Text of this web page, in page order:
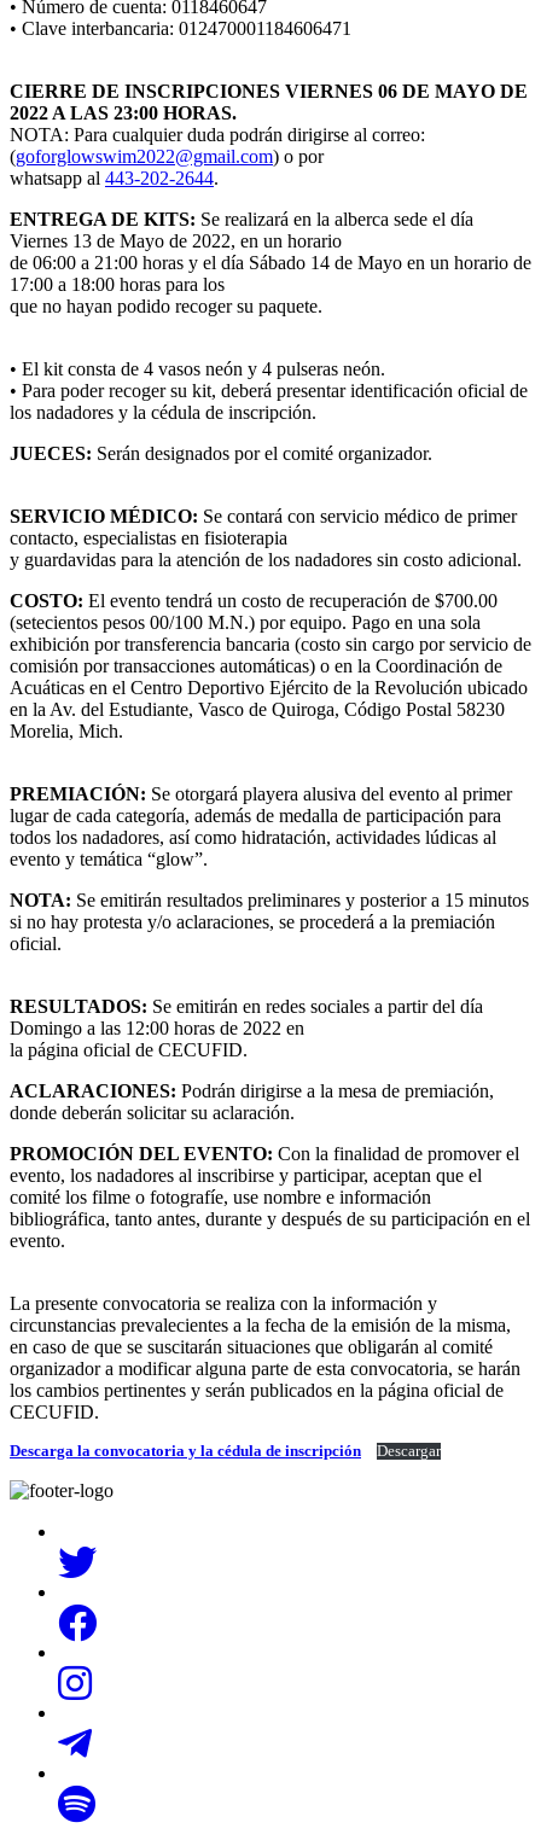
• Número de cuenta: 0118460647
• Clave interbancaria: 012470001184606471
CIERRE DE INSCRIPCIONES VIERNES 06 DE MAYO DE
2022 A LAS 23:00 HORAS.
NOTA: Para cualquier duda podrán dirigirse al correo:
(goforglowswim2022@gmail.com) o por
whatsapp al 443-202-2644.
ENTREGA DE KITS: Se realizará en la alberca sede el día
Viernes 13 de Mayo de 2022, en un horario
de 06:00 a 21:00 horas y el día Sábado 14 de Mayo en un horario de
17:00 a 18:00 horas para los
que no hayan podido recoger su paquete.
• El kit consta de 4 vasos neón y 4 pulseras neón.
• Para poder recoger su kit, deberá presentar identificación oficial de
los nadadores y la cédula de inscripción.
JUECES: Serán designados por el comité organizador.
SERVICIO MÉDICO: Se contará con servicio médico de primer
contacto, especialistas en fisioterapia
y guardavidas para la atención de los nadadores sin costo adicional.
COSTO: El evento tendrá un costo de recuperación de $700.00
(setecientos pesos 00/100 M.N.) por equipo. Pago en una sola
exhibición por transferencia bancaria (costo sin cargo por servicio de
comisión por transacciones automáticas) o en la Coordinación de
Acuáticas en el Centro Deportivo Ejército de la Revolución ubicado
en la Av. del Estudiante, Vasco de Quiroga, Código Postal 58230
Morelia, Mich.
PREMIACIÓN: Se otorgará playera alusiva del evento al primer
lugar de cada categoría, además de medalla de participación para
todos los nadadores, así como hidratación, actividades lúdicas al
evento y temática “glow”.
NOTA: Se emitirán resultados preliminares y posterior a 15 minutos
si no hay protesta y/o aclaraciones, se procederá a la premiación
oficial.
RESULTADOS: Se emitirán en redes sociales a partir del día
Domingo a las 12:00 horas de 2022 en
la página oficial de CECUFID.
ACLARACIONES: Podrán dirigirse a la mesa de premiación,
donde deberán solicitar su aclaración.
PROMOCIÓN DEL EVENTO: Con la finalidad de promover el
evento, los nadadores al inscribirse y participar, aceptan que el
comité los filme o fotografíe, use nombre e información
bibliográfica, tanto antes, durante y después de su participación en el
evento.
La presente convocatoria se realiza con la información y
circunstancias prevalecientes a la fecha de la emisión de la misma,
en caso de que se suscitarán situaciones que obligarán al comité
organizador a modificar alguna parte de esta convocatoria, se harán
los cambios pertinentes y serán publicados en la página oficial de
CECUFID.
Descarga la convocatoria y la cédula de inscripción Descargar